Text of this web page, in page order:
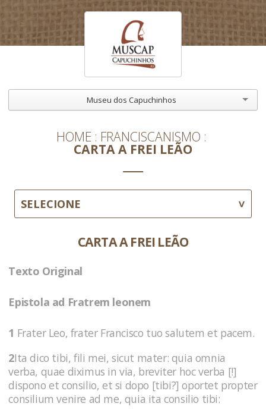
Museu dos Capuchinhos
HOME FRANCISCANISMO
CARTA A FREI LEÃO
SELECIONE
CARTA A FREI LEÃO
Texto Original
Epistola ad Fratrem leonem
1 Frater Leo, frater Francisco tuo salutem et pacem.
2Ita dico tibi, fili mei, sicut mater: quia omnia
verba, quae diximus in via, breviter hoc verba [!]
dispono et consilio, et si dopo [tibi?] oportet propter
consilium venire ad me, quia ita consilio tibi: